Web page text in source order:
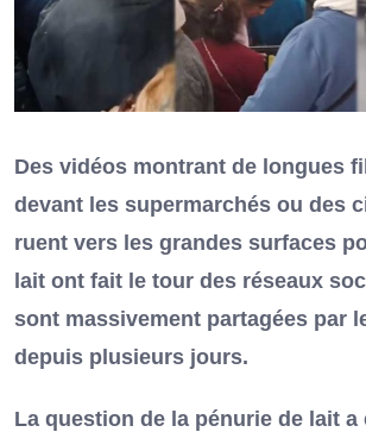
Des vidéos montrant de longues
devant les supermarchés ou des
ruent vers les grandes surfaces
lait ont fait le tour des réseaux
sont massivement partagées par
depuis plusieurs jours.
La question de la pénurie de lait a